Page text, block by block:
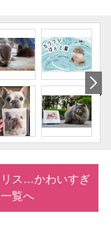
リス…かわいすぎ
覧へ